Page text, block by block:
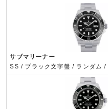
サブマリーナー
SS / ブラック文字盤 / ランダム